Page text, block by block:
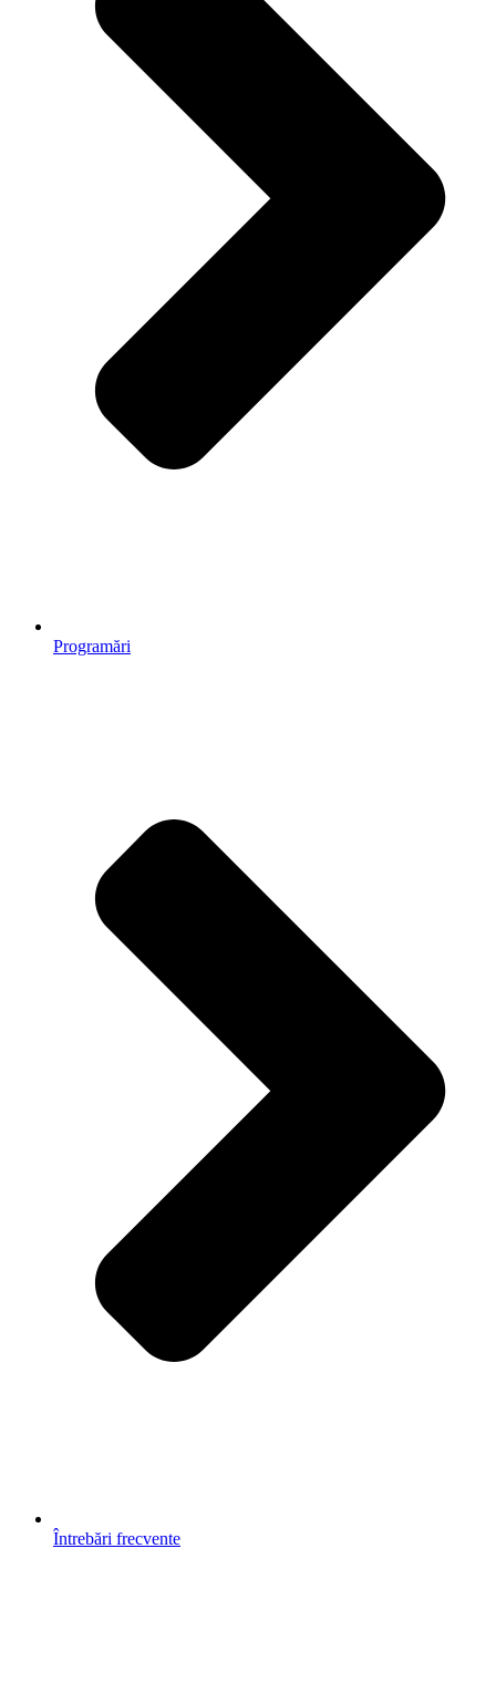
Programări
Întrebări frecvente